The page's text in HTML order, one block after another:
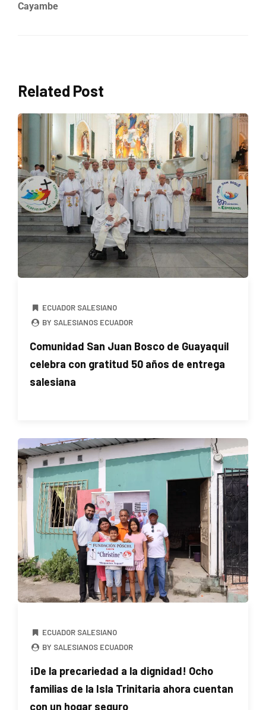
Cayambe
Related Post
ECUADOR SALESIANO
BY SALESIANOS ECUADOR
Comunidad San Juan Bosco de Guayaquil
celebra con gratitud 50 años de entrega
salesiana
ECUADOR SALESIANO
BY SALESIANOS ECUADOR
¡De la precariedad a la dignidad! Ocho
familias de la Isla Trinitaria ahora cuentan
con un hogar seguro